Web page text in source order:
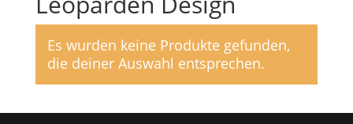
Es wurden keine Produkte gefunden,
die deiner Auswahl entsprechen.